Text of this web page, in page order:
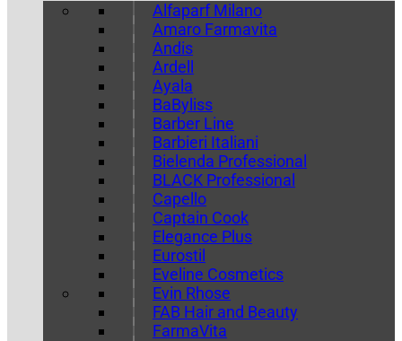
Alfaparf Milano
Amaro Farmavita
Andis
Ardell
Ayala
BaByliss
Barber Line
Barbieri Italiani
Bielenda Professional
BLACK Professional
Capello
Captain Cook
Elegance Plus
Eurostil
Eveline Cosmetics
Evin Rhose
FAB Hair and Beauty
FarmaVita